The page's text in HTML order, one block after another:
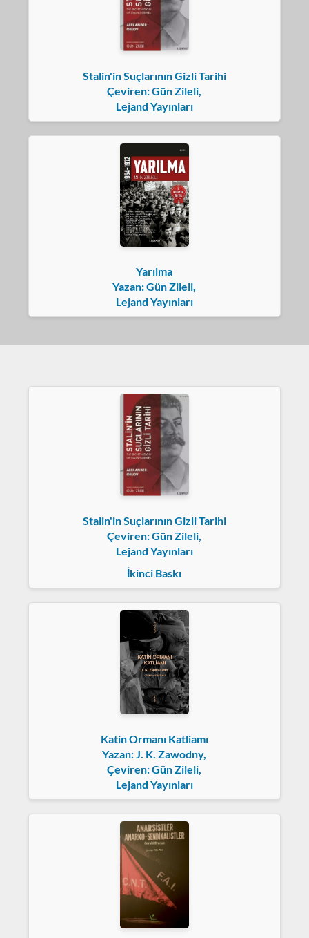
Stalin'in Suçlarının Gizli Tarihi
Çeviren: Gün Zileli,
Lejand Yayınları
Yarılma
Yazan: Gün Zileli,
Lejand Yayınları
Stalin'in Suçlarının Gizli Tarihi
Çeviren: Gün Zileli,
Lejand Yayınları
İkinci Baskı
Katin Ormanı Katliamı
Yazan: J. K. Zawodny,
Çeviren: Gün Zileli,
Lejand Yayınları